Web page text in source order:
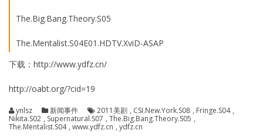
The.Big.Bang.Theory.S05
The.Mentalist.S04E01.HDTV.XviD-ASAP
下载：http://www.ydfz.cn/
http://oabt.org/?cid=19
ynlsz 新闻事件 2011美剧 , CSI.New.York.S08 , Fringe.S04 ,
Nikita.S02 , Supernatural.S07 , The.Big.Bang.Theory.S05 ,
The.Mentalist.S04 , www.ydfz.cn , ydfz.cn